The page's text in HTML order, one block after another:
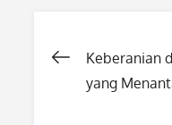
Post
Keberanian
yang